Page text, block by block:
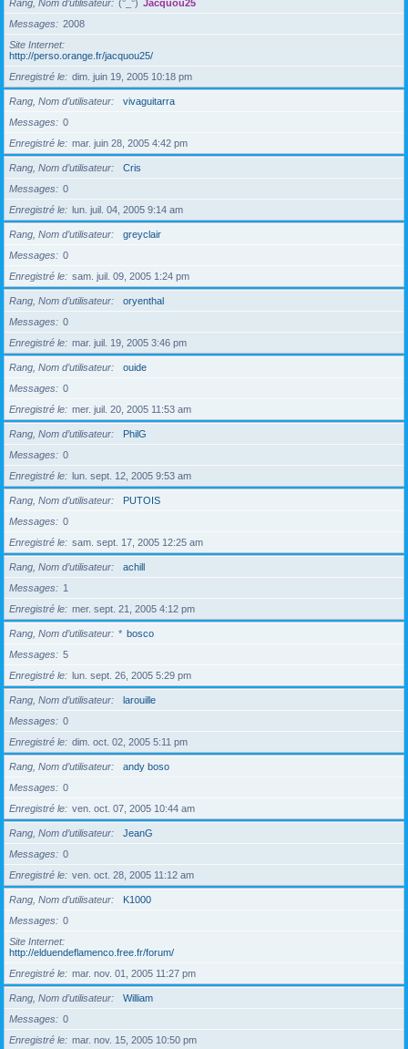
Rang, Nom d’utilisateur (°_°) Jacquou25
Messages
2008
Site Internet
http://perso.orange.fr/jacquou25/
Enregistré le
dim. juin 19, 2005 10:18 pm
Rang, Nom d’utilisateur
vivaguitarra
Messages
0
Enregistré le
mar. juin 28, 2005 4:42 pm
Rang, Nom d’utilisateur
Cris
Messages
0
Enregistré le
lun. juil. 04, 2005 9:14 am
Rang, Nom d’utilisateur
greyclair
Messages
0
Enregistré le
sam. juil. 09, 2005 1:24 pm
Rang, Nom d’utilisateur
oryenthal
Messages
0
Enregistré le
mar. juil. 19, 2005 3:46 pm
Rang, Nom d’utilisateur
ouide
Messages
0
Enregistré le
mer. juil. 20, 2005 11:53 am
Rang, Nom d’utilisateur
PhilG
Messages
0
Enregistré le
lun. sept. 12, 2005 9:53 am
Rang, Nom d’utilisateur
PUTOIS
Messages
0
Enregistré le
sam. sept. 17, 2005 12:25 am
Rang, Nom d’utilisateur
achill
Messages
1
Enregistré le
mer. sept. 21, 2005 4:12 pm
Rang, Nom d’utilisateur * bosco
Messages
5
Enregistré le
lun. sept. 26, 2005 5:29 pm
Rang, Nom d’utilisateur
larouille
Messages
0
Enregistré le
dim. oct. 02, 2005 5:11 pm
Rang, Nom d’utilisateur
andy boso
Messages
0
Enregistré le
ven. oct. 07, 2005 10:44 am
Rang, Nom d’utilisateur
JeanG
Messages
0
Enregistré le
ven. oct. 28, 2005 11:12 am
Rang, Nom d’utilisateur
K1000
Messages
0
Site Internet
http://elduendeflamenco.free.fr/forum/
Enregistré le
mar. nov. 01, 2005 11:27 pm
Rang, Nom d’utilisateur
William
Messages
0
Enregistré le
mar. nov. 15, 2005 10:50 pm